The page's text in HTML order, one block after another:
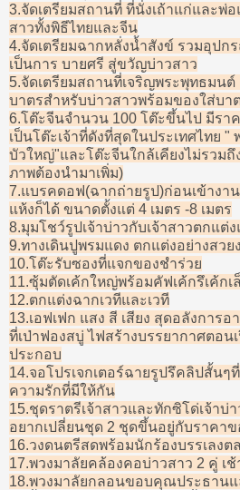
3.จัดเตรียมสถานที่ ที่นั่งเถ้าแก่และพ่อ
สาวทั้งพิธีไทยและจีน
4.จัดเตรียมฉากหลั่งน้ำสังข์ รวมอุปก
เป็นการ บายศรี สู่ขวัญบ่าวสาว
5.จัดเตรียมสถานที่เจริญพระพุทธมนต์
บาตรสำหรับบ่าวสาวพร้อมของใส่บา
6.โต๊ะจีนจำนวน 100 โต๊ะขึ้นไป มีรา
เป็นโต๊ะเจ้าที่ดังที่สุดในประเทศไทย
บัวใหญ่"และโต๊ะจีนใกล้เคียงไม่รวมถึ
ภาพต้องนำมาเพิ่ม)
7.แบรคดอฟ(ฉากถ่ายรูป)ก่อนเข้างา
แห้งก็ได้ ขนาดตั้งแต่ 4 เมตร -8 เมตร
8.มุมโชว์รูปเจ้าบ่าวกับเจ้าสาวตกแต่
9.ทางเดินปูพรมแดง ตกแต่งอย่างสวย
10.โต๊ะรับซองที่แจกของชำร่วย
11.ซุ้มตัดเค้กใหญ่พร้อมคัฟเค้กรึเค้กเ
12.ตกแต่งฉากเวทีและเวที
13.เอฟเฟก แสง สี เสียง สุดอลังการ
ที่เป่าฟองสบู่ ไฟสร้างบรรยากาศตอน
ประกอบ
14.จอโปรเจกเตอร์ฉายรูปรึคลิปสั้น
ความรักที่มีให้กัน
15.ชุดราตรีเจ้าสาวและทักซิโด่เจ้า
อยากเปลี่ยนชุด 2 ชุดขึ้นอยู่กับราคา
16.วงดนตรีสดพร้อมนักร้องบรรเลงต
17.พวงมาลัยคล้องคอบ่าวสาว 2 คู่ เช้
18.พวงมาลัยกลอนขอบคุณประธาน